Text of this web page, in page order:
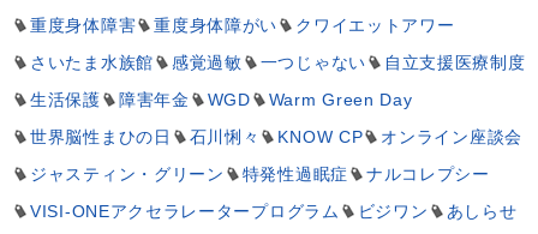
重度身体障害
重度身体障がい
クワイエットアワー
さいたま水族館
感覚過敏 一つじゃない
自立支援医療制度
生活保護
障害年金 WGD
Warm Green Day
世界脳性まひの日
石川悧々 KNOW CP
オンライン座談会
ジャスティン・グリーン
特発性過眠症
ナルコレプシー
VISI-ONEアクセラレータープログラム
ビジワン
あしらせ